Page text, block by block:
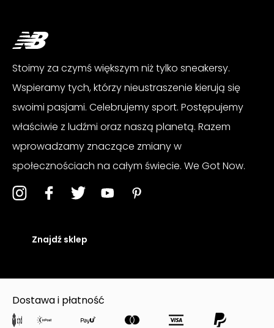
Stoimy za czymś większym niż tylko sneakersy.
Wspieramy tych, którzy nieustraszenie kierują się
swoimi pasjami. Celebrujemy sport. Postępujemy
właściwie z ludźmi oraz naszą planetą. Razem
wprowadzamy znaczące zmiany w
społecznościach na całym świecie. We Got Now.
Znajdź sklep
Dostawa i płatność